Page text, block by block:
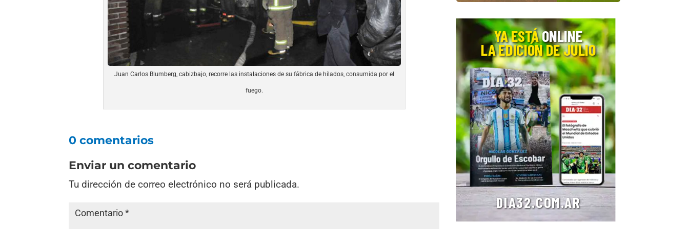
Juan Carlos Blumberg, cabizbajo, recorre las instalaciones de su fábrica de hilados, consumida por el
fuego.
0 comentarios
Enviar un comentario
Tu dirección de correo electrónico no será publicada.